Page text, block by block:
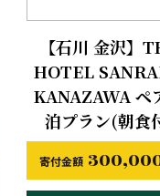
【石川 金沢】
HOTEL
KANAZAWA ペ
泊プラン(朝食